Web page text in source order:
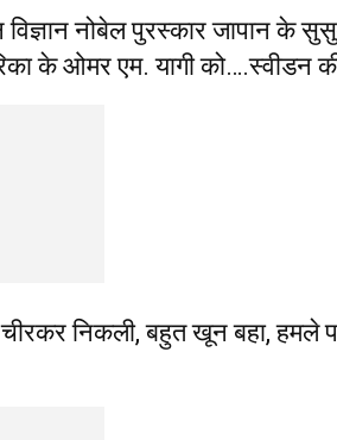
नोबेल पुरस्कार जापान के
के ओमर एम. यागी को….स्वीडन
चीरकर निकली, बहुत खून बहा, हमले